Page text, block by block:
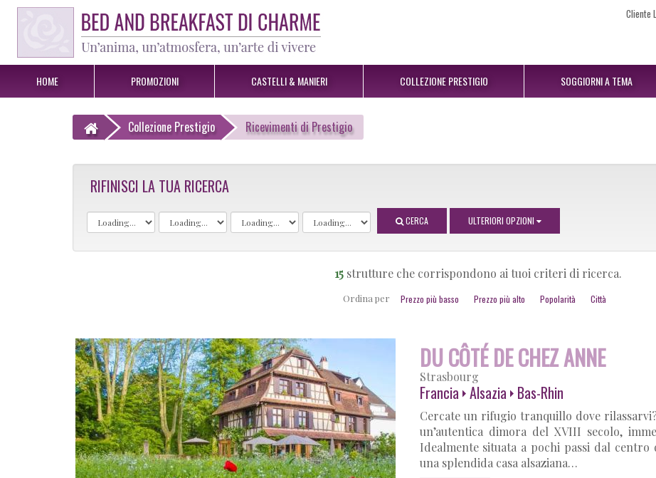
Cliente
HOME PROMOZIONI CASTELLI & MANIERI COLLEZIONE PRESTIGIO SOGGIORNI A TEMA
Collezione Prestigio Ricevimenti di Prestigio
RIFINISCI LA TUA RICERCA
CERCA ULTERIORI OPZIONI
15 strutture che corrispondono ai tuoi criteri di ricerca.
Ordina per Prezzo più basso Prezzo più alto Popolarità Città
DU CÔTÉ DE CHEZ ANNE
Strasbourg
Francia Alsazia Bas-Rhin
Cercate un rifugio tranquillo dove
un’autentica dimora del XVIII secolo,
Idealmente situata a pochi passi dal centro
una splendida casa alsaziana…